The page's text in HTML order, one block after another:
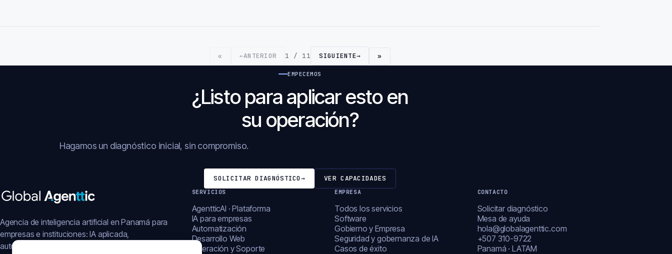
« ←ANTERIOR 1 / 11 SIGUIENTE→ »
EMPECEMOS
¿Listo para aplicar esto en
su operación?
Hagamos un diagnóstico inicial, sin compromiso.
SOLICITAR DIAGNÓSTICO→ VER CAPACIDADES
Agencia de inteligencia artificial en Panamá para
empresas e instituciones: IA aplicada,
automatización, plataformas y operación digital.
SERVICIOS
AgentticAI · Plataforma
IA para empresas
Automatización
Desarrollo Web
Operación y Soporte
EMPRESA
Todos los servicios
Software
Gobierno y Empresa
Seguridad y gobernanza de IA
Casos de éxito
CONTACTO
Solicitar diagnóstico
Mesa de ayuda
hola@globalagenttic.com
+507 310-9722
Panamá · LATAM